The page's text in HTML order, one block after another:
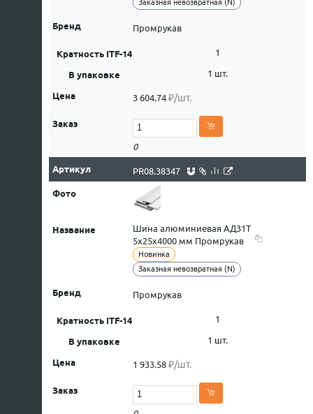
Заказная невозвратная (N)
Промрукав
1
1 шт.
3 604.74 ₽/шт.
0
PR08.38347
Шина алюминиевая АД31Т
5х25х4000 мм Промрукав
Новинка
Заказная невозвратная (N)
Промрукав
1
1 шт.
1 933.58 ₽/шт.